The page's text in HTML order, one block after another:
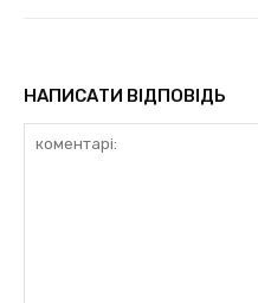
НАПИСАТИ ВІДПОВІДЬ